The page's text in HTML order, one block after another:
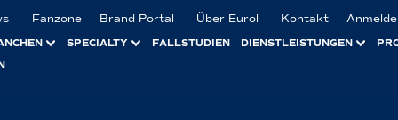
Fanzone Brand Portal Über Eurol Kontakt
SPECIALTY FALLSTUDIEN DIENSTLEISTUNGEN